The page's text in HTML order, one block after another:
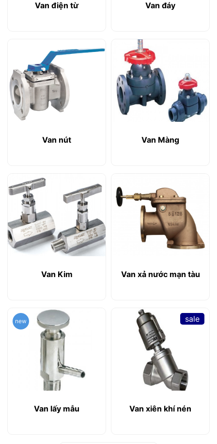
Van điện từ Van đáy
Van nút Van Màng
Van Kim Van xả nước mạn tàu
new
Van lấy mẫu
sale
Van xiên khí nén